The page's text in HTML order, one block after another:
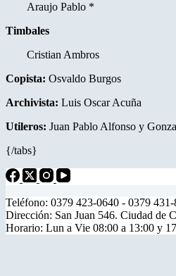
Araujo Pablo *
Timbales
Cristian Ambros
Copista: Osvaldo Burgos
Archivista: Luis Oscar Acuña
Utileros: Juan Pablo Alfonso y
{/tabs}
Teléfono: 0379 423-0640 - 0379
Dirección: San Juan 546. Ciudad de
Horario: Lun a Vie 08:00 a 13:00 y